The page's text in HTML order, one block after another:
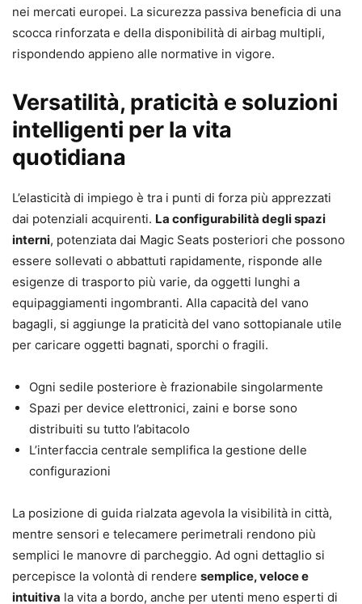
nei mercati europei. La sicurezza passiva beneficia di una
scocca rinforzata e della disponibilità di airbag multipli,
rispondendo appieno alle normative in vigore.
Versatilità, praticità e soluzioni
intelligenti per la vita
quotidiana
L’elasticità di impiego è tra i punti di forza più apprezzati
dai potenziali acquirenti. La configurabilità degli spazi
interni, potenziata dai Magic Seats posteriori che possono
essere sollevati o abbattuti rapidamente, risponde alle
esigenze di trasporto più varie, da oggetti lunghi a
equipaggiamenti ingombranti. Alla capacità del vano
bagagli, si aggiunge la praticità del vano sottopianale utile
per caricare oggetti bagnati, sporchi o fragili.
Ogni sedile posteriore è frazionabile singolarmente
Spazi per device elettronici, zaini e borse sono
distribuiti su tutto l’abitacolo
L’interfaccia centrale semplifica la gestione delle
configurazioni
La posizione di guida rialzata agevola la visibilità in città,
mentre sensori e telecamere perimetrali rendono più
semplici le manovre di parcheggio. Ad ogni dettaglio si
percepisce la volontà di rendere semplice, veloce e
intuitiva la vita a bordo, anche per utenti meno esperti di